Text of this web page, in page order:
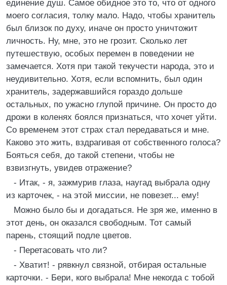
единение душ. Самое обидное это то, что от одного
моего согласия, толку мало. Надо, чтобы хранитель
был близок по духу, иначе он просто уничтожит
личность. Ну, мне, это не грозит. Сколько лет
путешествую, особых перемен в поведении не
замечается. Хотя при такой текучести народа, это и
неудивительно. Хотя, если вспомнить, был один
хранитель, задержавшийся гораздо дольше
остальных, по ужасно глупой причине. Он просто до
дрожи в коленях боялся признаться, что хочет уйти.
Со временем этот страх стал передаваться и мне.
Каково это жить, вздрагивая от собственного голоса?
Бояться себя, до такой степени, чтобы не
взвизгнуть, увидев отражение?
- Итак, - я, зажмурив глаза, наугад выбрала одну
из карточек, - на этой миссии, не повезет... ему!
Можно было бы и догадаться. Не зря же, именно в
этот день, он оказался свободным. Тот самый
парень, стоящий подле цветов.
- Перетасовать что ли?
- Хватит! - рявкнул связной, отбирая остальные
карточки. - Бери, кого выбрала! Мне некогда с тобой